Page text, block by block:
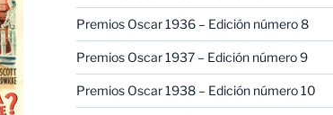
Premios Oscar 1936 – Edición número 8
Premios Oscar 1937 – Edición número 9
Premios Oscar 1938 – Edición número 10